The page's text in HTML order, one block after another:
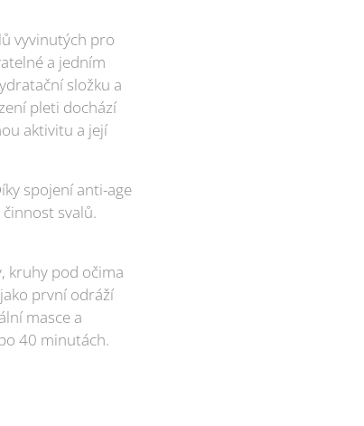
vyvinutých pro
a jedním
složku a
pleti dochází
aktivitu a její
spojení anti-age
svalů.
kruhy pod očima
první odráží
masce a
40 minutách.